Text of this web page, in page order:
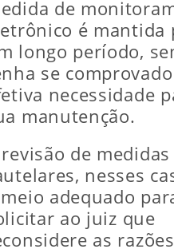
de
é mantida
longo período,
se comprovado
necessidade
manutenção.
de medidas
nesses
adequado
ao juiz que
as